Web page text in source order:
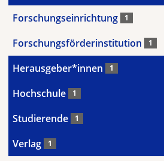
Forschungseinrichtung 1
Forschungsförderinstitution 1
Herausgeber*innen 1
Hochschule 1
Studierende 1
Verlag 1